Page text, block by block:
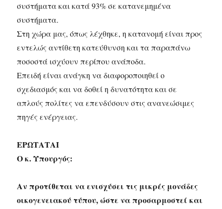
συστήματα και κατά 93% σε κατανεμημένα
συστήματα.
Στη χώρα μας, όπως λέχθηκε, η κατανομή είναι προς
εντελώς αντίθετη κατεύθυνση και τα παραπάνω
ποσοστά ισχύουν περίπου ανάποδα.
Επειδή είναι ανάγκη να διαφοροποιηθεί ο
σχεδιασμός και να δοθεί η δυνατότητα και σε
απλούς πολίτες να επενδύσουν στις ανανεώσιμες
πηγές ενέργειας.
ΕΡΩΤΑΤΑΙ
Ο κ. Υπουργός:
Αν προτίθεται να ενισχύσει τις μικρές μονάδες
οικογενειακού τύπου, ώστε να προσαρμοστεί και